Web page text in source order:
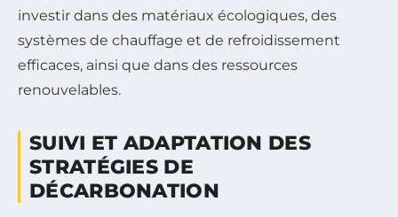
investir dans des matériaux écologiques, des
systèmes de chauffage et de refroidissement
efficaces, ainsi que dans des ressources
renouvelables.
SUIVI ET ADAPTATION DES
STRATÉGIES DE
DÉCARBONATION